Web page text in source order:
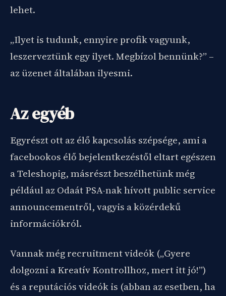
lehet.
„Ilyet is tudunk, ennyire profik vagyunk,
leszerveztünk egy ilyet. Megbízol bennünk?” –
az üzenet általában ilyesmi.
Az egyéb
Egyrészt ott az élő kapcsolás szépsége, ami a
facebookos élő bejelentkezéstől eltart egészen
a Teleshopig, másrészt beszélhetünk még
például az Odaát PSA-nak hívott public service
announcementről, vagyis a közérdekű
információkról.
Vannak még recruitment videók („Gyere
dolgozni a Kreatív Kontrollhoz, mert itt jó!”)
és a reputációs videók is (abban az esetben, ha